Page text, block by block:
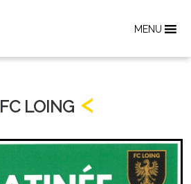
MENU
FC LOING